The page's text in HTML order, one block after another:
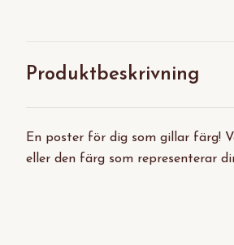
Produktbeskrivning
En poster för dig som gillar färg!
eller den färg som representerar